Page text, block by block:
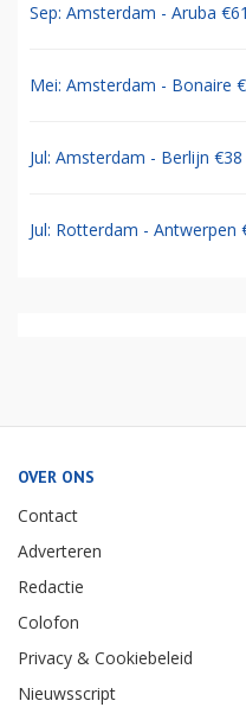
Sep: Amsterdam - Aruba
Mei: Amsterdam - Bonaire
Jul: Amsterdam - Berlijn €38
Jul: Rotterdam - Antwerpen
OVER ONS
Contact
Adverteren
Redactie
Colofon
Privacy & Cookiebeleid
Nieuwsscript